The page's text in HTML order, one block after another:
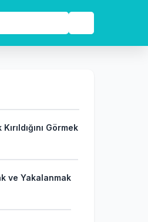
Görmek
ve Yakalanmak